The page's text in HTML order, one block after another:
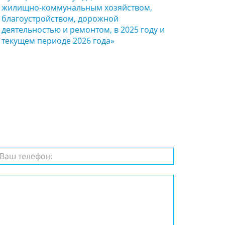
жилищно-коммунальным хозяйством,
благоустройством, дорожной
деятельностью и ремонтом, в 2025 году и
текущем периоде 2026 года»